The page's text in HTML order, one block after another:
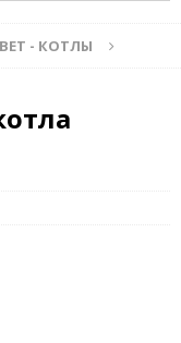
- КОТЛЫ